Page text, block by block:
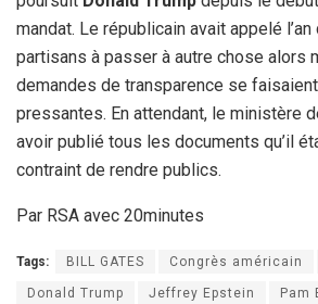
mandat. Le républicain avait appelé
partisans à passer à autre chose alors
demandes de transparence se
pressantes. En attendant, le ministère
avoir publié tous les documents qu’il
contraint de rendre publics.
Par RSA avec 20minutes
Tags: BILL GATES Congrès américain
Donald Trump Jeffrey Epstein Pam